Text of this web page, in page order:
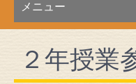
メニュー
２年授業